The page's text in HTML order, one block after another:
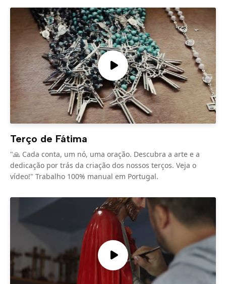
Terço de Fátima
"🙏 Cada conta, um nó, uma oração. Descubra a arte e a
dedicação por trás da criação dos nossos terços. Veja o
vídeo!" Trabalho 100% manual em Portugal.